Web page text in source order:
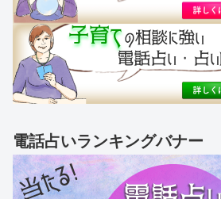
電話占いランキングバナー